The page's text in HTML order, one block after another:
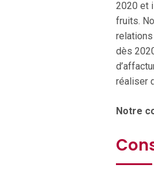
2020 et
fruits.
dès
réaliser
Notre